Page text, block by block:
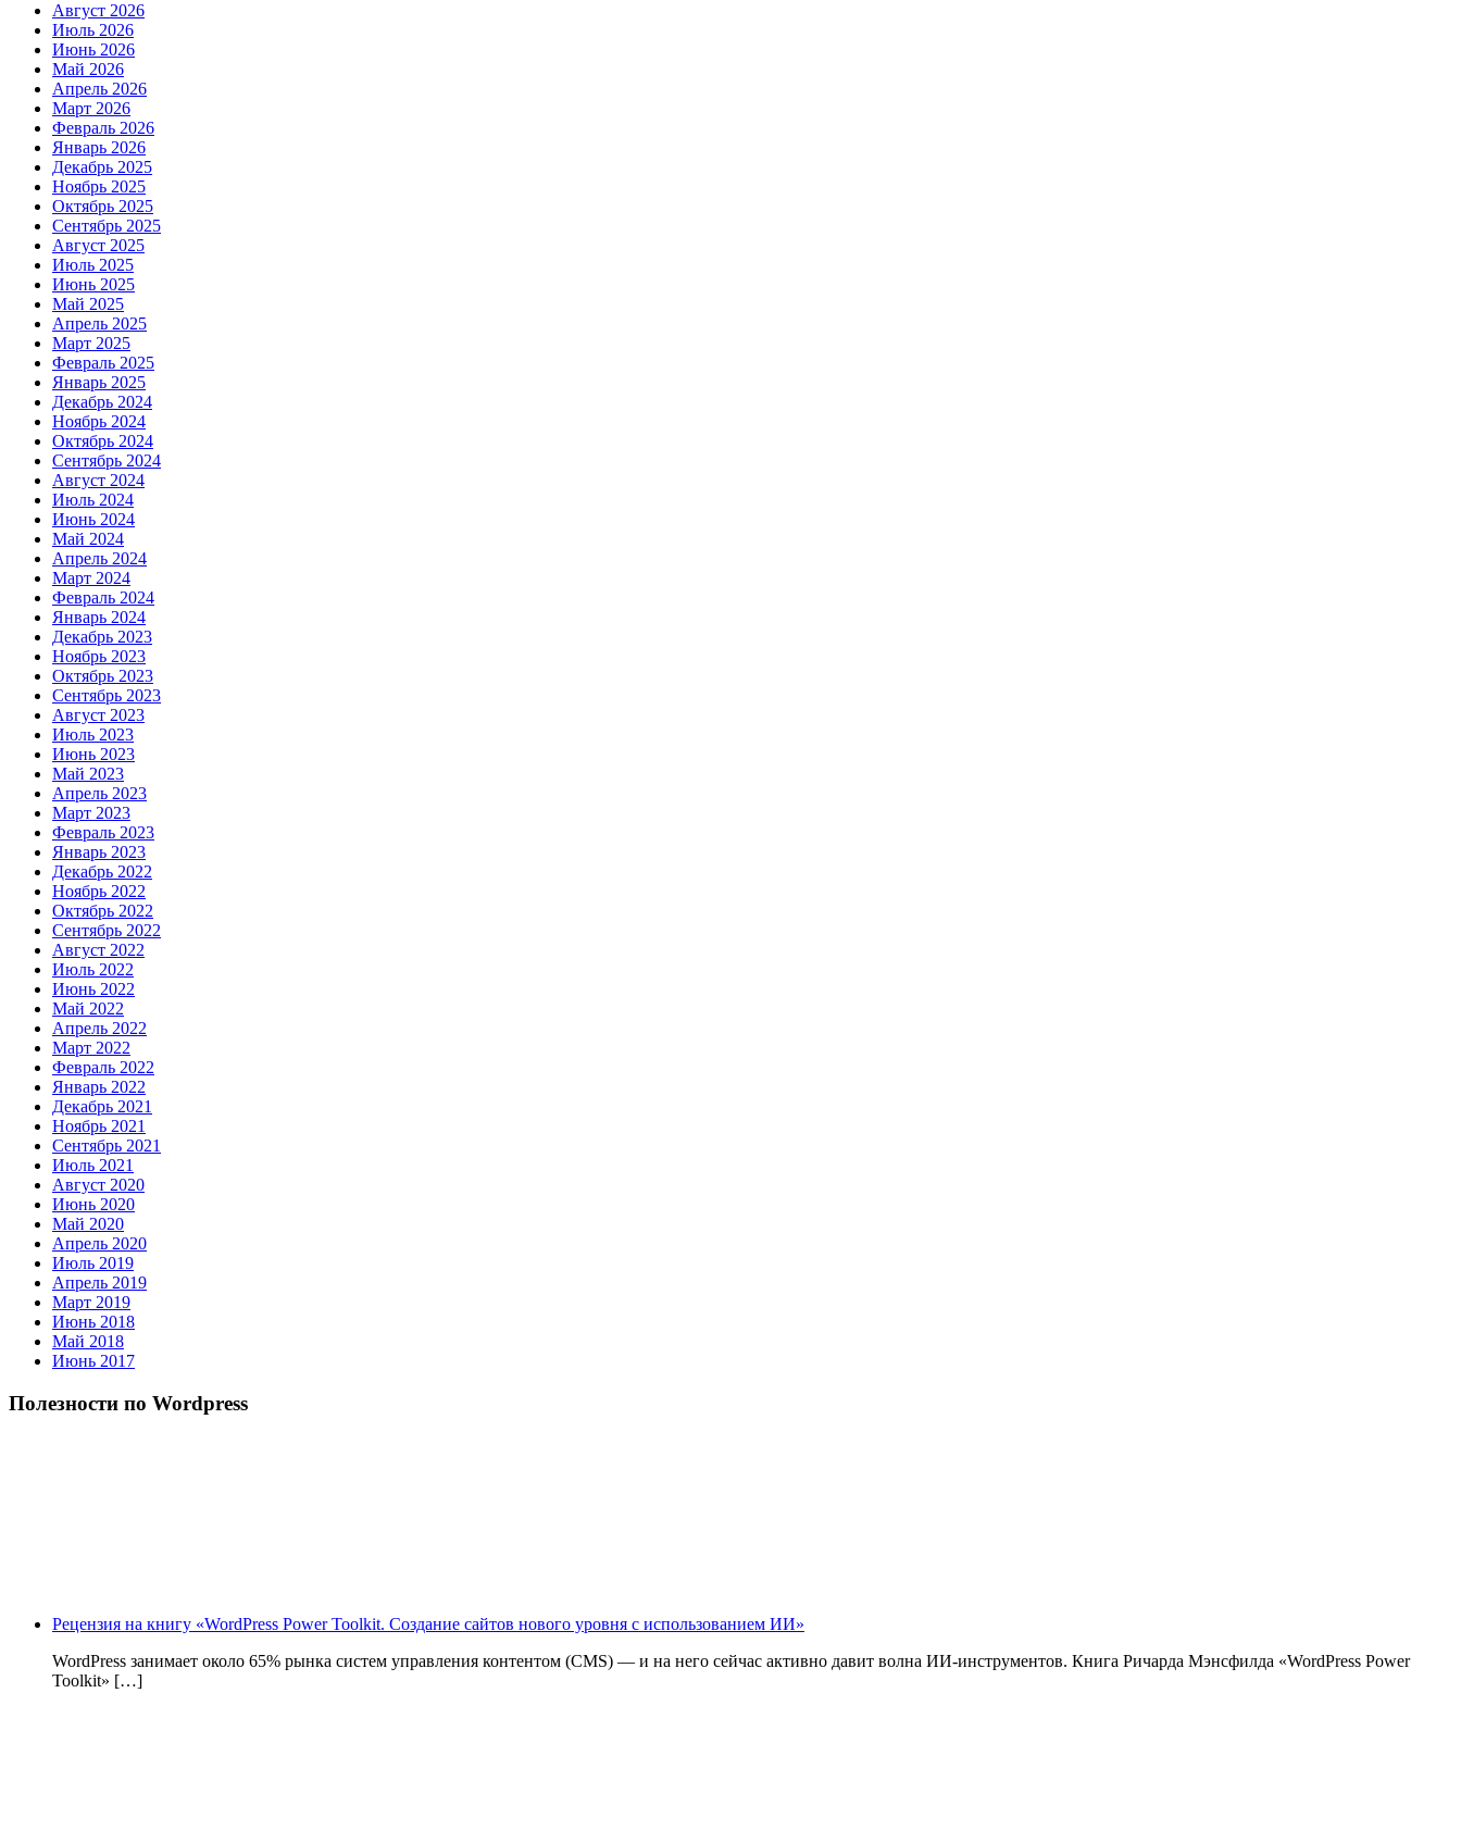
Август 2026
Июль 2026
Июнь 2026
Май 2026
Апрель 2026
Март 2026
Февраль 2026
Январь 2026
Декабрь 2025
Ноябрь 2025
Октябрь 2025
Сентябрь 2025
Август 2025
Июль 2025
Июнь 2025
Май 2025
Апрель 2025
Март 2025
Февраль 2025
Январь 2025
Декабрь 2024
Ноябрь 2024
Октябрь 2024
Сентябрь 2024
Август 2024
Июль 2024
Июнь 2024
Май 2024
Апрель 2024
Март 2024
Февраль 2024
Январь 2024
Декабрь 2023
Ноябрь 2023
Октябрь 2023
Сентябрь 2023
Август 2023
Июль 2023
Июнь 2023
Май 2023
Апрель 2023
Март 2023
Февраль 2023
Январь 2023
Декабрь 2022
Ноябрь 2022
Октябрь 2022
Сентябрь 2022
Август 2022
Июль 2022
Июнь 2022
Май 2022
Апрель 2022
Март 2022
Февраль 2022
Январь 2022
Декабрь 2021
Ноябрь 2021
Сентябрь 2021
Июль 2021
Август 2020
Июнь 2020
Май 2020
Апрель 2020
Июль 2019
Апрель 2019
Март 2019
Июнь 2018
Май 2018
Июнь 2017
Полезности по Wordpress
Рецензия на книгу «WordPress Power Toolkit. Создание сайтов нового уровня с использованием ИИ»
WordPress занимает около 65% рынка систем управления контентом (CMS) — и на него сейчас активно давит волна ИИ‑инструментов. Книга Ричарда Мэнсфилда «WordPress Power
Toolkit» […]